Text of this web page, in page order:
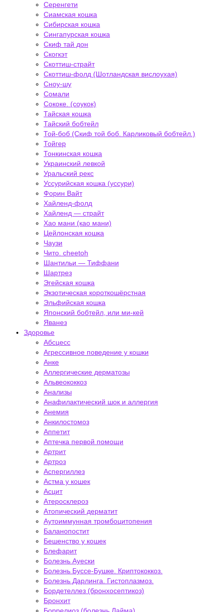
Серенгети
Сиамская кошка
Сибирская кошка
Сингапурская кошка
Скиф тай дон
Скогкэт
Скоттиш-страйт
Скоттиш-фолд (Шотландская вислоухая)
Сноу-шу
Сомали
Сококе. (соукок)
Тайская кошка
Тайский бобтейл
Той-боб (Скиф той боб. Карликовый бобтейл.)
Тойгер
Тонкинская кошка
Украинский левкой
Уральский рекс
Уссурийская кошка (уссури)
Форин Вайт
Хайленд-фолд
Хайленд — страйт
Хао мани (као мани)
Цейлонская кошка
Чаузи
Чито. cheetoh
Шантильи — Тиффани
Шартрез
Эгейская кошка
Экзотическая короткошёрстная
Эльфийская кошка
Японский бобтейл, или ми-кей
Яванез
Здоровье
Абсцесс
Агрессивное поведение у кошки
Анке
Аллергические дерматозы
Альвеококкоз
Анализы
Анафилактический шок и аллергия
Анемия
Анкилостомоз
Аппетит
Аптечка первой помощи
Артрит
Артроз
Аспергиллез
Астма у кошек
Асцит
Атеросклероз
Атопический дерматит
Аутоиммунная тромбоцитопения
Баланопостит
Бешенство у кошек
Блефарит
Болезнь Ауески
Болезнь Буссе-Бушке. Криптококкоз.
Болезнь Дарлинга. Гистоплазмоз.
Бордетеллез (бронхосептикоз)
Бронхит